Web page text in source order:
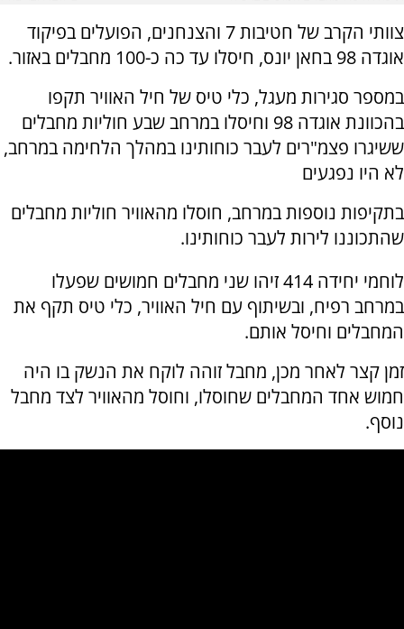
צוותי הקרב של חטיבות 7 והצנחנים, הפועלים בפיקוד
אוגדה 98 בחאן יונס, חיסלו עד כה כ-100 מחבלים באזור.
במספר סגירות מעגל, כלי טיס של חיל האוויר תקפו
בהכוונת אוגדה 98 וחיסלו במרחב שבע חוליות מחבלים
ששיגרו פצמ"רים לעבר כוחותינו במהלך הלחימה במרחב,
לא היו נפגעים
בתקיפות נוספות במרחב, חוסלו מהאוויר חוליות מחבלים
שהתכוננו לירות לעבר כוחותינו.
לוחמי יחידה 414 זיהו שני מחבלים חמושים שפעלו
במרחב רפיח, ובשיתוף עם חיל האוויר, כלי טיס תקף את
המחבלים וחיסל אותם.
זמן קצר לאחר מכן, מחבל זוהה לוקח את הנשק בו היה
חמוש אחד המחבלים שחוסלו, וחוסל מהאוויר לצד מחבל
נוסף.